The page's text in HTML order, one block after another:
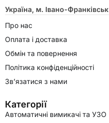
Україна, м. Івано-Франківськ
Про нас
Оплата і доставка
Обмін та повернення
Політика конфіденційності
Зв’язатися з нами
Категорії
Автоматичні вимикачі та УЗО